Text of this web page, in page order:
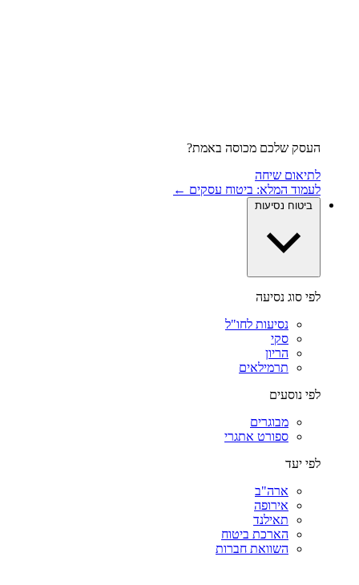
העסק שלכם מכוסה באמת?
לתיאום שיחה
לעמוד המלא: ביטוח עסקים ←
ביטוח נסיעות
לפי סוג נסיעה
נסיעות לחו"ל
סקי
הריון
תרמילאים
לפי נוסעים
מבוגרים
ספורט אתגרי
לפי יעד
ארה"ב
אירופה
תאילנד
הארכת ביטוח
השוואת חברות